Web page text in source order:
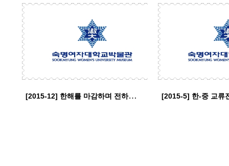
[2015-12] 한해를 마감하며 전하는 박물관 소식